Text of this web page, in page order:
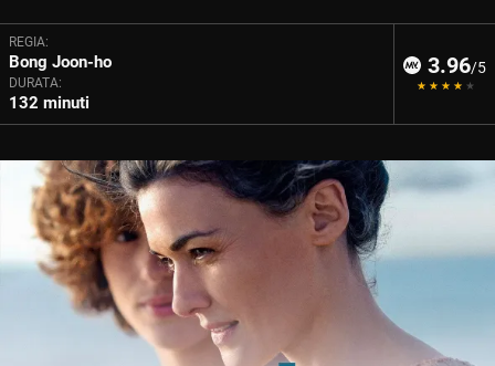
REGIA:
Bong Joon-ho
DURATA:
132 minuti
3.96/5